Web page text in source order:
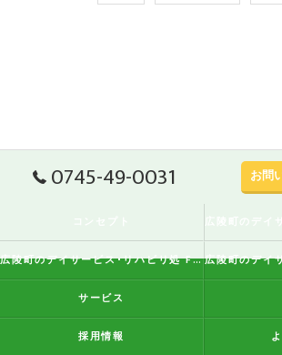
0745-49-0031 お問
広陵町のデイサービス･リハビリ処 FreeStyleの評判
サービス
採用情報